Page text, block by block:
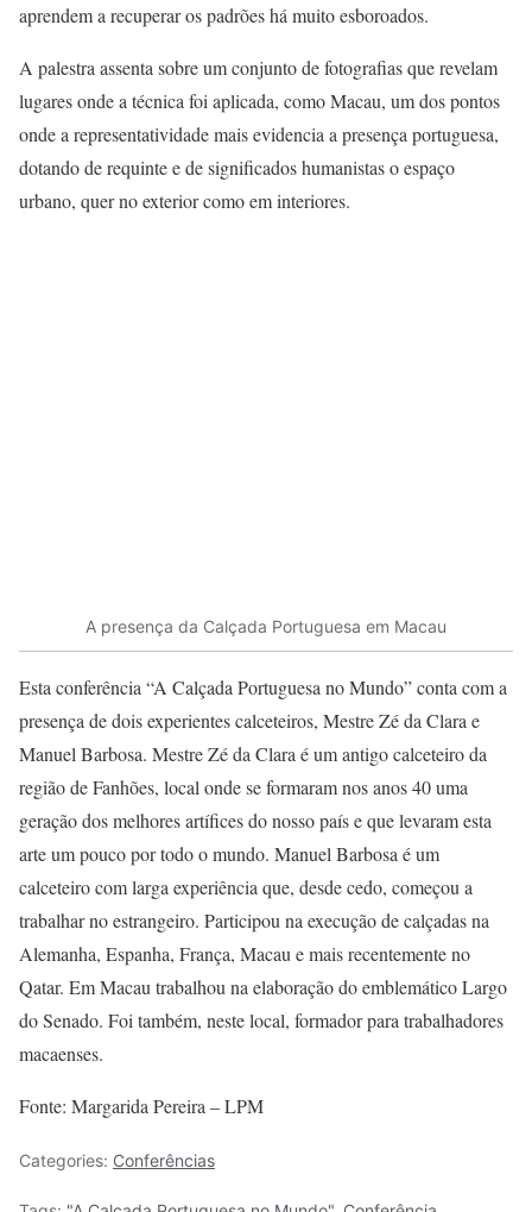
aprendem a recuperar os padrões há muito esboroados.
A palestra assenta sobre um conjunto de fotografias que revelam
lugares onde a técnica foi aplicada, como Macau, um dos pontos
onde a representatividade mais evidencia a presença portuguesa,
dotando de requinte e de significados humanistas o espaço
urbano, quer no exterior como em interiores.
A presença da Calçada Portuguesa em Macau
Esta conferência “A Calçada Portuguesa no Mundo” conta com a
presença de dois experientes calceteiros, Mestre Zé da Clara e
Manuel Barbosa. Mestre Zé da Clara é um antigo calceteiro da
região de Fanhões, local onde se formaram nos anos 40 uma
geração dos melhores artífices do nosso país e que levaram esta
arte um pouco por todo o mundo. Manuel Barbosa é um
calceteiro com larga experiência que, desde cedo, começou a
trabalhar no estrangeiro. Participou na execução de calçadas na
Alemanha, Espanha, França, Macau e mais recentemente no
Qatar. Em Macau trabalhou na elaboração do emblemático Largo
do Senado. Foi também, neste local, formador para trabalhadores
macaenses.
Fonte: Margarida Pereira – LPM
Categories: Conferências